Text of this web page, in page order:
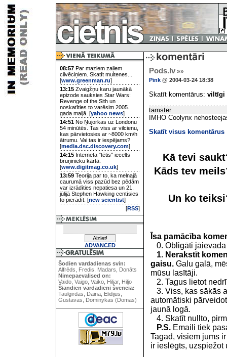
08:57 Par maziem zaļiem
cilvēciņiem. Skatīt multenes...
[www.greenman.ru]
13:15 Zvaigžņu karu jaunākā
epizode sauksies Star Wars:
Revenge of the Sith un
noskatīties to varēsim 2005.
gada maijā. [yahoo news]
14:51 No Ņujorkas uz Londonu
54 minūtēs. Tas viss ar vilcienu,
kas pārvietosies ar ~8000 km/h
ātrumu. Vai tas ir iespējams?
[media.dsc.discovery.com]
14:15 Interneta "tētis" iecelts
bruņinieku kārtā.
[www.digitmag.co.uk]
13:59 Teorija par to, ka melnajā
caurumā viss pazūd bez pēdām
var izrādīties nepatiesa un 21.
jūlijā Stephen Hawking centīsies
to pierādīt. [new scientist]
[RSS]
ADVANCED
Šodien vardadienas svin:
Alfrēds, Fredis, Madars, Donāts
Nimepaevalised on:
Vaido, Vaigo, Vaiko, Hiljar, Hiljo
Šiandien vardadieni švencia:
Taulgirdas, Daina, Elidijus,
Gustavas, Dominykas (Domas)
Pods.lv »»
Pink @ 2004-03-24 18:38
Skatīt komentārus: viltīgi
tamster
IMHO Coolynx
Skatīt visus komentārus
Kā tevi
Kāds tev
Un ko
Īsa pamācība
0. Obligāti jāievada
1. Nerakstīt
gaisu. Galu galā,
mūsu lasītāji.
2. Tagus lietot
3. Viss, kas sākās
automātiski
jaunā logā.
4. Skatīt nullto,
P.S. Emaili tiek
Tagad, visiem jums
ir ieslēgts, uzspiežot